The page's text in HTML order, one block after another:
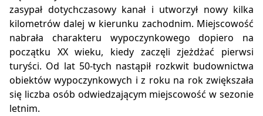
zasypał dotychczasowy kanał i utworzył nowy kilka
kilometrów dalej w kierunku zachodnim. Miejscowość
nabrała charakteru wypoczynkowego dopiero na
początku XX wieku, kiedy zaczęli zjeżdżać pierwsi
turyści. Od lat 50-tych nastąpił rozkwit budownictwa
obiektów wypoczynkowych i z roku na rok zwiększała
się liczba osób odwiedzającym miejscowość w sezonie
letnim.